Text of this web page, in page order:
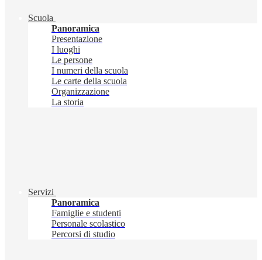
Scuola
Panoramica
Presentazione
I luoghi
Le persone
I numeri della scuola
Le carte della scuola
Organizzazione
La storia
Servizi
Panoramica
Famiglie e studenti
Personale scolastico
Percorsi di studio